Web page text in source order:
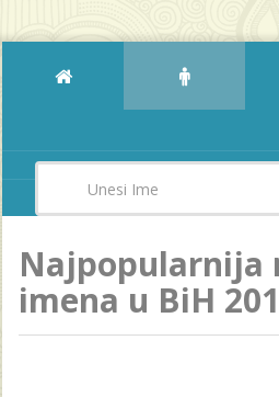
Najpopularnija
imena u BiH